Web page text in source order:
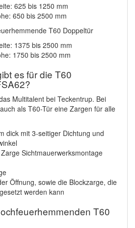
625 bis 1250 mm
650 bis 2500 mm
T60 Doppeltür
1375 bis 2500 mm
1750 bis 2500 mm
es für die T60
Multitalent bei Teckentrup. Bei
als T60-Tür eine Zargen für alle
dick mit 3-seitiger Dichtung und
Sichtmauerwerksmontage
Öffnung, sowie die Blockzarge, die
werden kann
T60